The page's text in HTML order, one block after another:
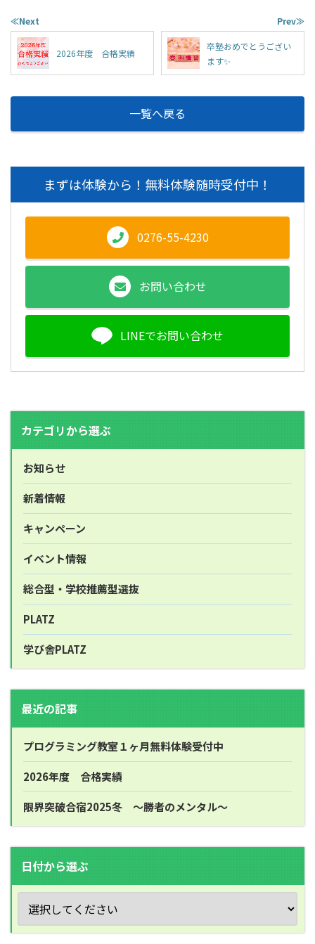
≪Next
2026年度 合格実績
Prev≫
卒塾おめでとうござい
ます✨️
一覧へ戻る
まずは体験から！無料体験随時受付中！
0276-55-4230
お問い合わせ
LINEでお問い合わせ
カテゴリから選ぶ
お知らせ
新着情報
キャンペーン
イベント情報
総合型・学校推薦型選抜
PLATZ
学び舎PLATZ
最近の記事
プログラミング教室１ヶ月無料体験受付中
2026年度 合格実績
限界突破合宿2025冬 ～勝者のメンタル～
日付から選ぶ